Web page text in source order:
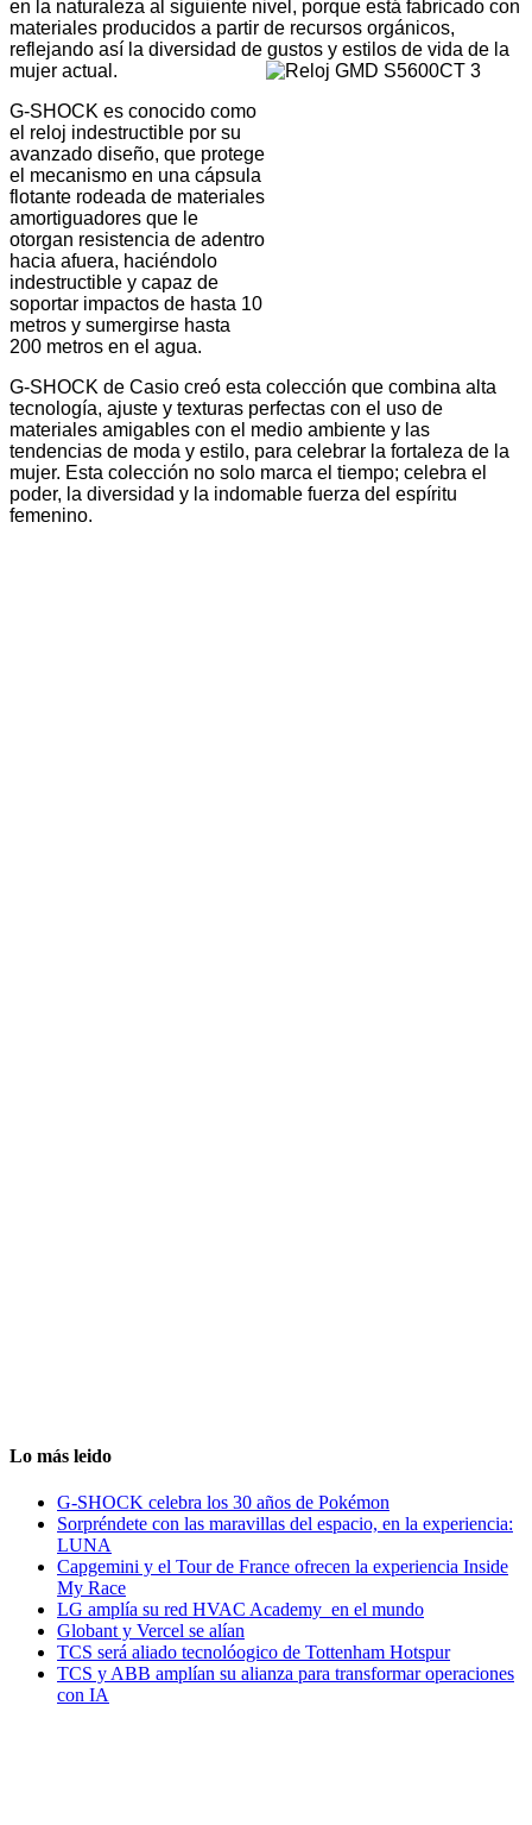
en la naturaleza al siguiente nivel, porque está fabricado con
materiales producidos a partir de recursos orgánicos,
reflejando así la diversidad de gustos y estilos de vida de la
mujer actual.
G-SHOCK es conocido como
el reloj indestructible por su
avanzado diseño, que protege
el mecanismo en una cápsula
flotante rodeada de materiales
amortiguadores que le
otorgan resistencia de adentro
hacia afuera, haciéndolo
indestructible y capaz de
soportar impactos de hasta 10
metros y sumergirse hasta
200 metros en el agua.
G-SHOCK de Casio creó esta colección que combina alta
tecnología, ajuste y texturas perfectas con el uso de
materiales amigables con el medio ambiente y las
tendencias de moda y estilo, para celebrar la fortaleza de la
mujer. Esta colección no solo marca el tiempo; celebra el
poder, la diversidad y la indomable fuerza del espíritu
femenino.
Lo más leido
G-SHOCK celebra los 30 años de Pokémon
Sorpréndete con las maravillas del espacio, en la experiencia:
LUNA
Capgemini y el Tour de France ofrecen la experiencia Inside
My Race
LG amplía su red HVAC Academy en el mundo
Globant y Vercel se alían
TCS será aliado tecnolóogico de Tottenham Hotspur
TCS y ABB amplían su alianza para transformar operaciones
con IA